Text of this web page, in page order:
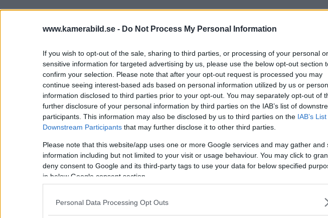
www.kamerabild.se - Do Not Process My Personal Information
If you wish to opt-out of the sale, sharing to third parties, or processing of your personal or
sensitive information for targeted advertising by us, please use the below opt-out section
confirm your selection. Please note that after your opt-out request is processed you may
continue seeing interest-based ads based on personal information utilized by us or
information disclosed to third parties prior to your opt-out. You may separately opt-out of
further disclosure of your personal information by third parties on the IAB’s list of
participants. This information may also be disclosed by us to third parties on the IAB’s
Downstream Participants that may further disclose it to other third parties.
Please note that this website/app uses one or more Google services and may gather and
information including but not limited to your visit or usage behaviour. You may click to
deny consent to Google and its third-party tags to use your data for below specified
in below Google consent section.
Personal Data Processing Opt Outs
Mark II ha heredado mucho del buque insignia y predecesor OM System
características refinadas.
sensor micro cuatro tercios de 20,4 megapíxeles y un enfoque automático por
mantenido el diseño ligero y compacto, con 418 gramos para el cuerpo de